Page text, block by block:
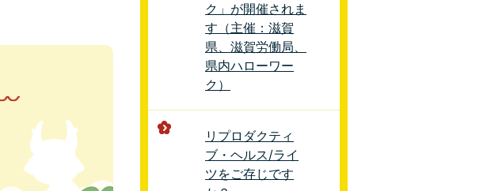
ク」が開催されま
す（主催：滋賀
県、滋賀労働局、
県内ハローワー
ク）
リプロダクティ
ブ・ヘルス/ライ
ツをご存じです